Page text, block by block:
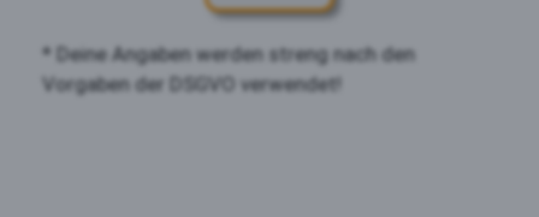
* Deine Angaben werden streng nach den
Vorgaben der DSGVO verwendet!